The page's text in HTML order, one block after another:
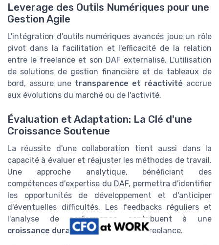
Leverage des Outils Numériques pour une
Gestion Agile
L'intégration d'outils numériques avancés joue un rôle
pivot dans la facilitation et l'efficacité de la relation
entre le freelance et son DAF externalisé. L'utilisation
de solutions de gestion financière et de tableaux de
bord, assure une transparence et réactivité accrue
aux évolutions du marché ou de l'activité.
Évaluation et Adaptation: La Clé d'une
Croissance Soutenue
La réussite d'une collaboration tient aussi dans la
capacité à évaluer et réajuster les méthodes de travail.
Une approche analytique, bénéficiant des
compétences d'expertise du DAF, permettra d'identifier
les opportunités de développement et d'anticiper
d'éventuelles difficultés. Les feedbacks réguliers et
l'analyse de performance contribuent à une
croissance durable et maîtriséedu freelance.